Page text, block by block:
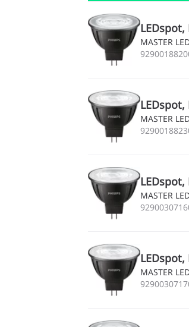
LEDspot,
MASTER
LEDspot,
MASTER
LEDspot,
MASTER
LEDspot,
MASTER